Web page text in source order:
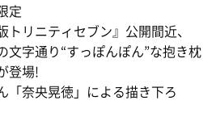
定
トリニティセブン』公開間近、
文字通り“すっぽんぽん”な抱き枕
登場!
「奈央晃徳」による描き下ろ